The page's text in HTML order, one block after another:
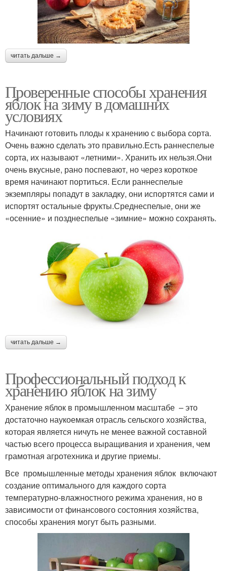
читать дальше →
Проверенные способы хранения
яблок на зиму в домашних
условиях
Начинают готовить плоды к хранению с выбора сорта.
Очень важно сделать это правильно.Есть раннеспелые
сорта, их называют «летними». Хранить их нельзя.Они
очень вкусные, рано поспевают, но через короткое
время начинают портиться. Если раннеспелые
экземпляры попадут в закладку, они испортятся сами и
испортят остальные фрукты.Среднеспелые, они же
«осенние» и позднеспелые «зимние» можно сохранять.
читать дальше →
Профессиональный подход к
хранению яблок на зиму
Хранение яблок в промышленном масштабе – это
достаточно наукоемкая отрасль сельского хозяйства,
которая является ничуть не менее важной составной
частью всего процесса выращивания и хранения, чем
грамотная агротехника и другие приемы.
Все промышленные методы хранения яблок включают
создание оптимального для каждого сорта
температурно-влажностного режима хранения, но в
зависимости от финансового состояния хозяйства,
способы хранения могут быть разными.